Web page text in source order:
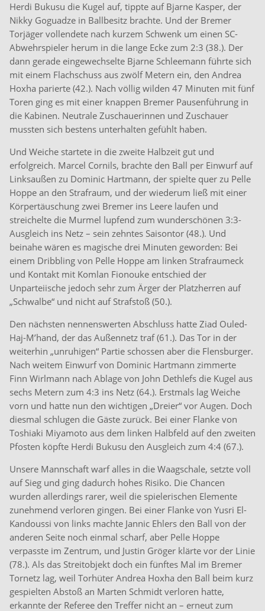
Herdi Bukusu die Kugel auf, tippte auf Bjarne Kasper, der
Nikky Goguadze in Ballbesitz brachte. Und der Bremer
Torjäger vollendete nach kurzem Schwenk um einen SC-
Abwehrspieler herum in die lange Ecke zum 2:3 (38.). Der
dann gerade eingewechselte Bjarne Schleemann führte sich
mit einem Flachschuss aus zwölf Metern ein, den Andrea
Hoxha parierte (42.). Nach völlig wilden 47 Minuten mit fünf
Toren ging es mit einer knappen Bremer Pausenführung in
die Kabinen. Neutrale Zuschauerinnen und Zuschauer
mussten sich bestens unterhalten gefühlt haben.
Und Weiche startete in die zweite Halbzeit gut und
erfolgreich. Marcel Cornils, brachte den Ball per Einwurf auf
Linksaußen zu Dominic Hartmann, der spielte quer zu Pelle
Hoppe an den Strafraum, und der wiederum ließ mit einer
Körpertäuschung zwei Bremer ins Leere laufen und
streichelte die Murmel lupfend zum wunderschönen 3:3-
Ausgleich ins Netz – sein zehntes Saisontor (48.). Und
beinahe wären es magische drei Minuten geworden: Bei
einem Dribbling von Pelle Hoppe am linken Strafraumeck
und Kontakt mit Komlan Fionouke entschied der
Unparteiische jedoch sehr zum Ärger der Platzherren auf
„Schwalbe“ und nicht auf Strafstoß (50.).
Den nächsten nennenswerten Abschluss hatte Ziad Ouled-
Haj-M’hand, der das Außennetz traf (61.). Das Tor in der
weiterhin „unruhigen“ Partie schossen aber die Flensburger.
Nach weitem Einwurf von Dominic Hartmann zimmerte
Finn Wirlmann nach Ablage von John Dethlefs die Kugel aus
sechs Metern zum 4:3 ins Netz (64.). Erstmals lag Weiche
vorn und hatte nun den wichtigen „Dreier“ vor Augen. Doch
diesmal schlugen die Gäste zurück. Bei einer Flanke von
Toshiaki Miyamoto aus dem linken Halbfeld auf den zweiten
Pfosten köpfte Herdi Bukusu den Ausgleich zum 4:4 (67.).
Unsere Mannschaft warf alles in die Waagschale, setzte voll
auf Sieg und ging dadurch hohes Risiko. Die Chancen
wurden allerdings rarer, weil die spielerischen Elemente
zunehmend verloren gingen. Bei einer Flanke von Yusri El-
Kandoussi von links machte Jannic Ehlers den Ball von der
anderen Seite noch einmal scharf, aber Pelle Hoppe
verpasste im Zentrum, und Justin Gröger klärte vor der Linie
(78.). Als das Streitobjekt doch ein fünftes Mal im Bremer
Tornetz lag, weil Torhüter Andrea Hoxha den Ball beim kurz
gespielten Abstoß an Marten Schmidt verloren hatte,
erkannte der Referee den Treffer nicht an – erneut zum